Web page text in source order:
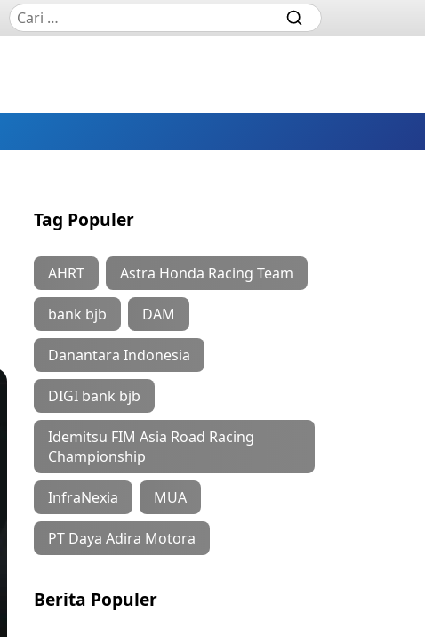
Tag Populer
AHRT Astra Honda Racing Team
bank bjb DAM
Danantara Indonesia
DIGI bank bjb
Idemitsu FIM Asia Road Racing
Championship
InfraNexia MUA
PT Daya Adira Motora
Berita Populer